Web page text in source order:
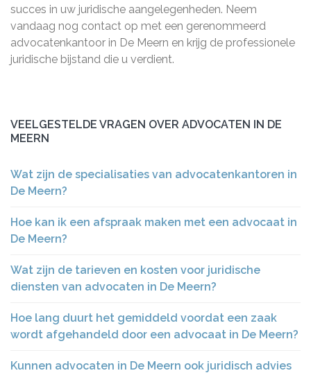
succes in uw juridische aangelegenheden. Neem
vandaag nog contact op met een gerenommeerd
advocatenkantoor in De Meern en krijg de professionele
juridische bijstand die u verdient.
VEELGESTELDE VRAGEN OVER ADVOCATEN IN DE
MEERN
Wat zijn de specialisaties van advocatenkantoren in
De Meern?
Hoe kan ik een afspraak maken met een advocaat in
De Meern?
Wat zijn de tarieven en kosten voor juridische
diensten van advocaten in De Meern?
Hoe lang duurt het gemiddeld voordat een zaak
wordt afgehandeld door een advocaat in De Meern?
Kunnen advocaten in De Meern ook juridisch advies